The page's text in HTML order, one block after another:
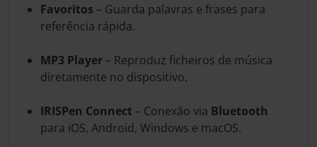
Favoritos – Guarda palavras e frases para
referência rápida.
MP3 Player – Reproduz ficheiros de música
diretamente no dispositivo.
IRISPen Connect – Conexão via Bluetooth
para iOS, Android, Windows e macOS.